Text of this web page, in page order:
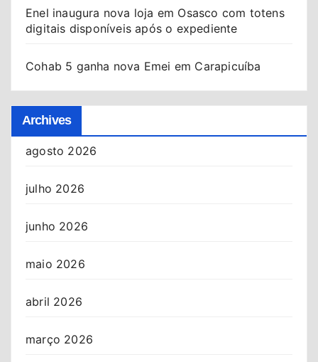
Enel inaugura nova loja em Osasco com totens
digitais disponíveis após o expediente
Cohab 5 ganha nova Emei em Carapicuíba
Archives
agosto 2026
julho 2026
junho 2026
maio 2026
abril 2026
março 2026